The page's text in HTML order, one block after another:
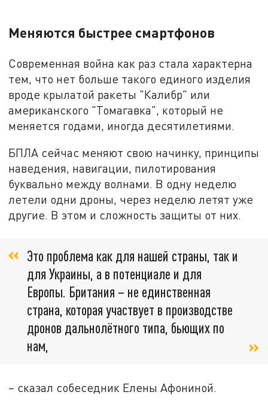
Меняются быстрее смартфонов
Современная война как раз стала характерна
тем, что нет больше такого единого изделия
вроде крылатой ракеты "Калибр" или
американского "Томагавка", который не
меняется годами, иногда десятилетиями.
БПЛА сейчас меняют свою начинку, принципы
наведения, навигации, пилотирования
буквально между волнами. В одну неделю
летели одни дроны, через неделю летят уже
другие. В этом и сложность защиты от них.
Это проблема как для нашей страны, так и
для Украины, а в потенциале и для
Европы. Британия – не единственная
страна, которая участвует в производстве
дронов дальнолётного типа, бьющих по
нам,
– сказал собеседник Елены Афониной.